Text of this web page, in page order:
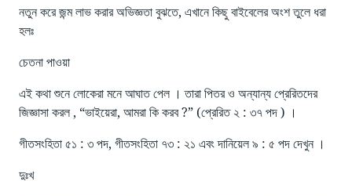
নতুন করে জন্ম লাভ করার অভিজ্ঞতা বুঝতে, এখানে কিছু বাইবেলের অংশ তুলে ধরা
হলঃ
চেতনা পাওয়া
এই কথা শুনে লোকেরা মনে আঘাত পেল । তারা পিতর ও অন্যান্য প্রেরিতদের
জিজ্ঞাসা করল , “ভাইয়েরা, আমরা কি করব ?” (প্রেরিত ২ : ৩৭ পদ ) ।
গীতসংহিতা ৫১ : ৩ পদ, গীতসংহিতা ৭৩ : ২১ এবং দানিয়েল ৯ : ৫ পদ দেখুন ।
দুঃখ